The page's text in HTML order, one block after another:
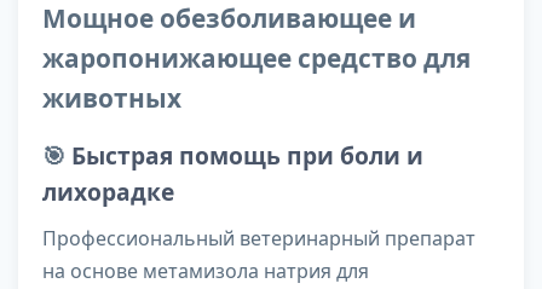
Мощное обезболивающее и
жаропонижающее средство для
животных
🎯 Быстрая помощь при боли и
лихорадке
Профессиональный ветеринарный препарат
на основе метамизола натрия для